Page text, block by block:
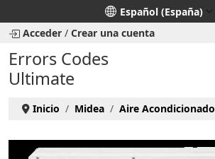
Seleccione su idioma
Español (España)
Acceder / Crear una cuenta
Errors Codes
Ultimate
Inicio Midea Aire Acondicionado